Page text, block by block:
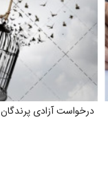
درخواست آزادی پرندگان